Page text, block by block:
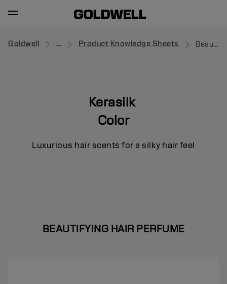
Goldwell ... Product Knowledge Sheets Beautifying Hair Perfume
Kerasilk
Color
Luxurious hair scents for a silky hair feel
BEAUTIFYING HAIR PERFUME